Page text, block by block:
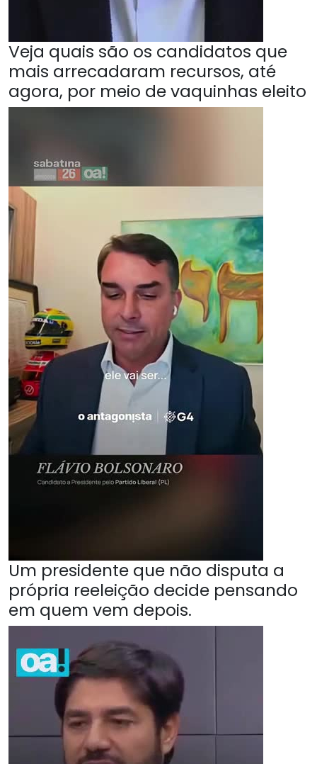
Veja quais são os candidatos que
mais arrecadaram recursos, até
agora, por meio de vaquinhas eleito
Um presidente que não disputa a
própria reeleição decide pensando
em quem vem depois.